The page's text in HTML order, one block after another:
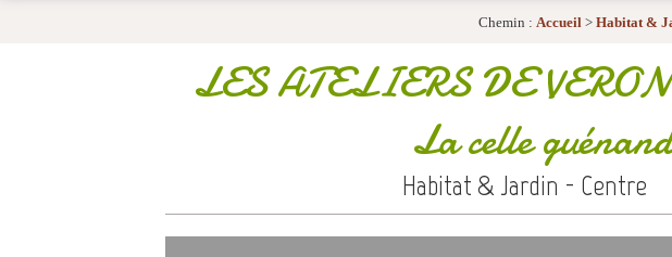
Chemin : Accueil > Habitat &
LES ATELIERS DE
La celle
Habitat & Jardin - Centre